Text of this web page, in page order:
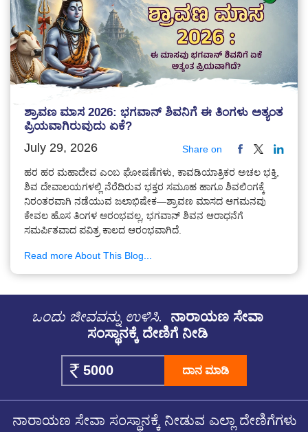
ಶ್ರಾವಣ ಮಾಸ 2026: ಭಗವಾನ್ ಶಿವನಿಗೆ ಈ ತಿಂಗಳು ಅತ್ಯಂತ
ಪ್ರಿಯವಾಗಿರುವುದು ಏಕೆ?
July 29, 2026 Share on
ಹರ ಹರ ಮಹಾದೇವ ಎಂಬ ಘೋಷಣೆಗಳು, ಕಾವಡಿಯಾತ್ರಿಕರ ಅಚಲ ಭಕ್ತಿ,
ಶಿವ ದೇವಾಲಯಗಳಲ್ಲಿ ನೆರೆದಿರುವ ಭಕ್ತರ ಸಮೂಹ ಹಾಗೂ ಶಿವಲಿಂಗಕ್ಕೆ
ನಿರಂತರವಾಗಿ ನಡೆಯುವ ಜಲಾಭಿಷೇಕ—ಶ್ರಾವಣ ಮಾಸದ ಆಗಮನವು
ಕೇವಲ ಹೊಸ ತಿಂಗಳ ಆರಂಭವಲ್ಲ, ಭಗವಾನ್ ಶಿವನ ಆರಾಧನೆಗೆ
ಸಮರ್ಪಿತವಾದ ಪವಿತ್ರ ಕಾಲದ ಆರಂಭವಾಗಿದೆ.
Read more About This Blog...
ಒಂದು ಜೀವವನ್ನು ಉಳಿಸಿ.
ನಾರಾಯಣ ಸೇವಾ
ಸಂಸ್ಥಾನಕ್ಕೆ ದೇಣಿಗೆ ನೀಡಿ
ದಾನ ಮಾಡಿ
ನಾರಾಯಣ ಸೇವಾ ಸಂಸ್ಥಾನಕ್ಕೆ ನೀಡುವ ಎಲ್ಲಾ ದೇಣಿಗೆಗಳು